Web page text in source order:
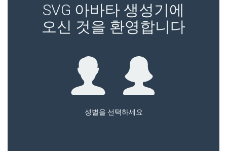
기다려 주세요...
SVG 아바타 생성기에
오신 것을 환영합니다
성별을 선택하세요